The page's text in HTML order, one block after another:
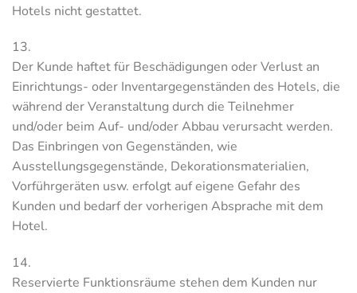
Hotels nicht gestattet.
13.
Der Kunde haftet für Beschädigungen oder Verlust an
Einrichtungs- oder Inventargegenständen des Hotels, die
während der Veranstaltung durch die Teilnehmer
und/oder beim Auf- und/oder Abbau verursacht werden.
Das Einbringen von Gegenständen, wie
Ausstellungsgegenstände, Dekorationsmaterialien,
Vorführgeräten usw. erfolgt auf eigene Gefahr des
Kunden und bedarf der vorherigen Absprache mit dem
Hotel.
14.
Reservierte Funktionsräume stehen dem Kunden nur